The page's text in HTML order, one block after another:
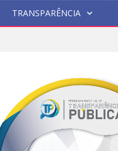
TRANSPARÊNCIA